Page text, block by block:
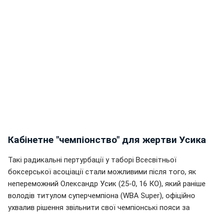
Кабінетне "чемпіонство" для жертви Усика
Такі радикальні пертурбації у таборі Всесвітньої
боксерської асоціації стали можливими після того, як
непереможний Олександр Усик (25-0, 16 КО), який раніше
володів титулом суперчемпіона (WBA Super), офіційно
ухвалив рішення звільнити свої чемпіонські пояси за